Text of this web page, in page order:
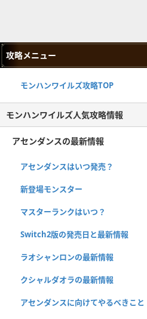
攻略メニュー
モンハンワイルズ攻略TOP
モンハンワイルズ人気攻略情報
アセンダンスの最新情報
アセンダンスはいつ発売？
新登場モンスター
マスターランクはいつ？
Switch2版の発売日と最新情報
ラオシャンロンの最新情報
クシャルダオラの最新情報
アセンダンスに向けてやるべきこと